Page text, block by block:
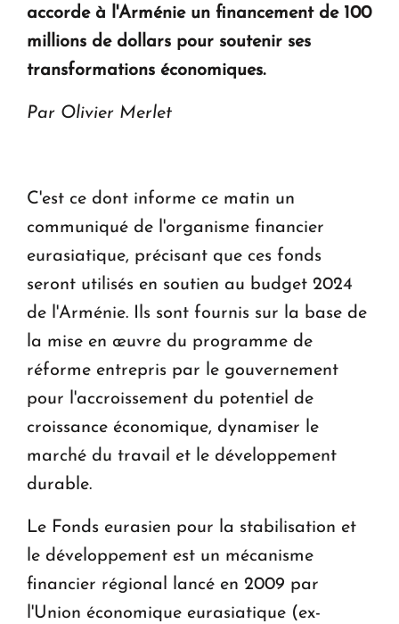
en Arménie
Le premier hôtel Hyatt Regency d'Arménie
accorde à l'Arménie un financement de 100
millions de dollars pour soutenir ses
transformations économiques.
Par Olivier Merlet
C'est ce dont informe ce matin un
communiqué de l'organisme financier
eurasiatique, précisant que ces fonds
seront utilisés en soutien au budget 2024
de l'Arménie. Ils sont fournis sur la base de
la mise en œuvre du programme de
réforme entrepris par le gouvernement
pour l'accroissement du potentiel de
croissance économique, dynamiser le
marché du travail et le développement
durable.
Le Fonds eurasien pour la stabilisation et
le développement est un mécanisme
financier régional lancé en 2009 par
l'Union économique eurasiatique (ex-